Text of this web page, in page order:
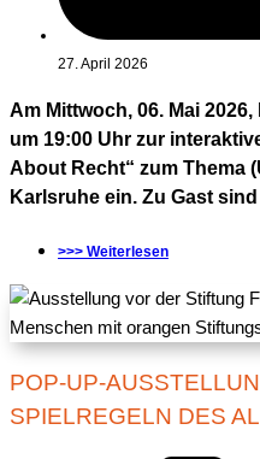
27. April 2026
Am Mittwoch, 06. Mai
um 19:00 Uhr zur
About Recht“ zum Thema
Karlsruhe ein. Zu Gast
>>> Weiterlesen
POP-UP-
SPIELREGELN DES